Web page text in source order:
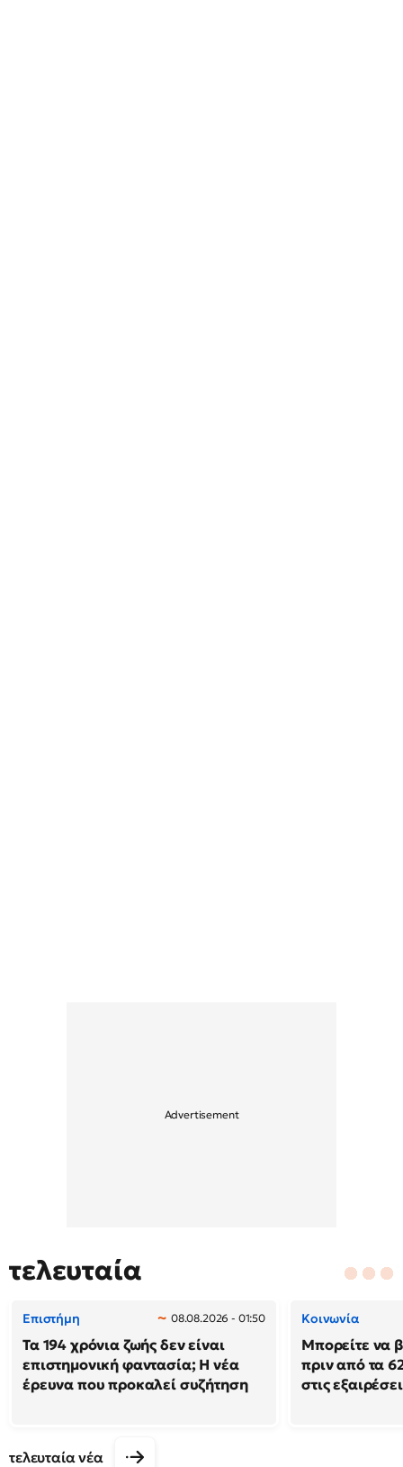
τελευταία
Επιστήμη 08.08.2026 - 01:50
Τα 194 χρόνια ζωής δεν είναι
επιστημονική φαντασία; Η νέα
έρευνα που προκαλεί συζήτηση
Κοινωνία
Μπορείτε να
πριν από τα
στις
τελευταία νέα